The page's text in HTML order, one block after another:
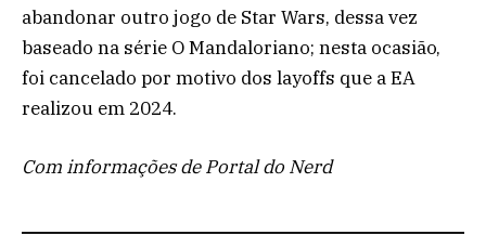
abandonar outro jogo de Star Wars, dessa vez
baseado na série O Mandaloriano; nesta ocasião,
foi cancelado por motivo dos layoffs que a EA
realizou em 2024.
Com informações de Portal do Nerd